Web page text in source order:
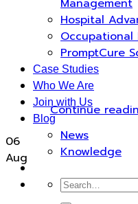
Management
Hospital
Occupational
PromptCure
Case Studies
Who We Are
Join with Us
Blog
News
Knowledge
Continue
06
Aug